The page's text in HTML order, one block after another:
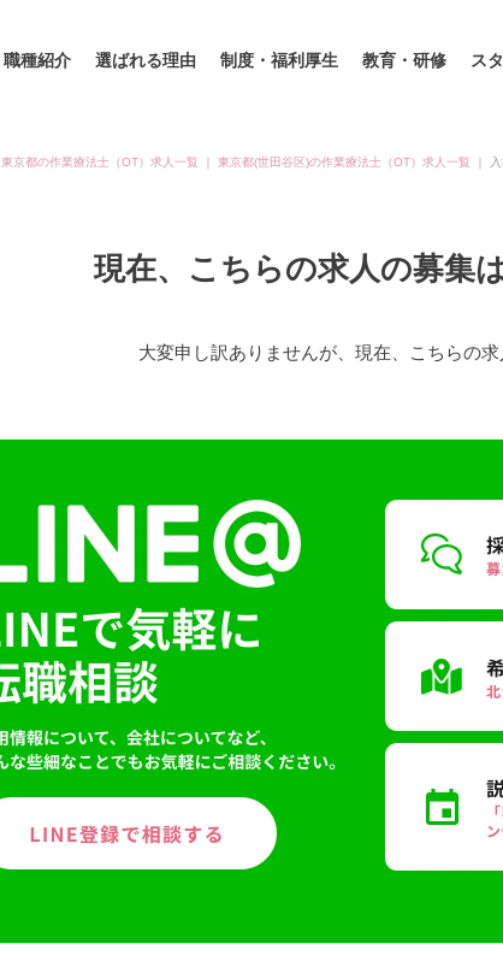
職種紹介 選ばれる理由 制度・福利厚生 教育・研修 ス
東京都の作業療法士（OT）求人一覧 東京都(世田谷区)の作業療法士（OT）求人一覧
現在、こちらの求人の募集
大変申し訳ありませんが、現在、こちらの求